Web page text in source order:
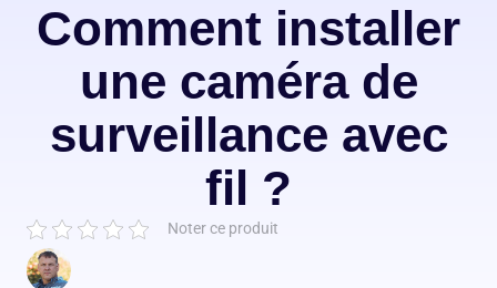
Comment installer
une caméra de
surveillance avec
fil ?
Noter ce produit